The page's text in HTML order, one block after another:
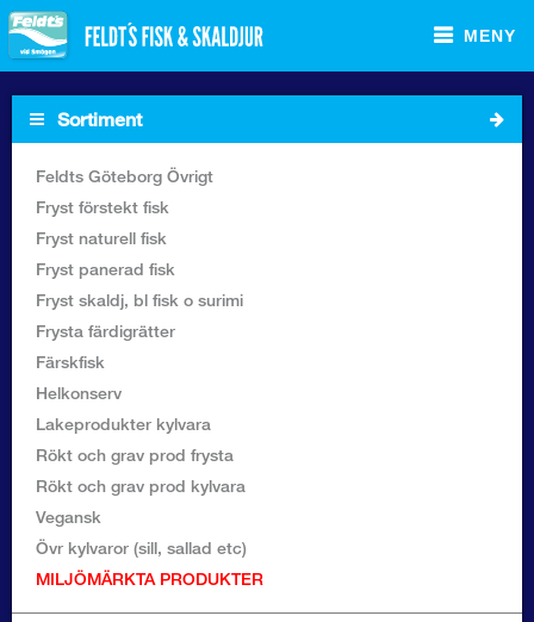
MENY
Sortiment Foodservice
Sortiment Butik
Recept
Sortiment
Feldts Göteborg Övrigt
Fryst förstekt fisk
Fryst naturell fisk
Fryst panerad fisk
Fryst skaldj, bl fisk o surimi
Frysta färdigrätter
Färskfisk
Helkonserv
Lakeprodukter kylvara
Rökt och grav prod frysta
Rökt och grav prod kylvara
Vegansk
Övr kylvaror (sill, sallad etc)
MILJÖMÄRKTA PRODUKTER